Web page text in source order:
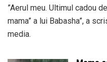
”Aerul meu. Ultimul cadou
mama” a lui Babasha”, a
media.